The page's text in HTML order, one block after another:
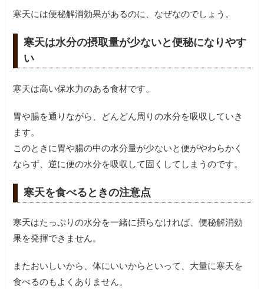
寒天には便秘解消効果があるのに、なぜなのでしょう。
寒天は水分の摂取量が少ないと便秘になりやす
い
寒天は高い保水力のある食材です。
胃や腸を通りながら、どんどん周りの水分を吸収していき
ます。
このときに胃や腸の中の水分量が少ないと便がやわらかく
ならず、逆に便の水分を吸収して固くしてしまうのです。
寒天を食べるときの注意点
寒天はたっぷりの水分を一緒に摂らなければ、便秘解消効
果を発揮できません。
またおいしいから、体にいいからといって、大量に寒天を
食べるのもよくありません。